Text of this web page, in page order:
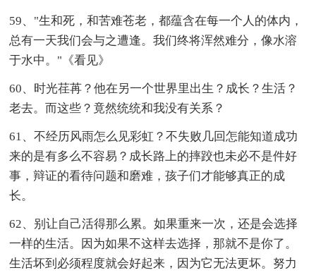
59、"生和死，和苦难苍老，都蕴含在每一个人的体内，
总有一天我们会与之遭逢。我们终将浑然难分，像水溶
于水中。"《看见》
60、时光荏苒？他在另一个世界里出生？成长？生活？
老去。而这些？竟然统统和我没有关系？
61、不经历风雨怎么见彩虹？不失败几回怎能知道成功
来的是有多么不容易？成长路上的摔跤也未必不是件好
事，辩证的看待问题和磨难，孩子们才能够真正的成
长。
62、别让自己活得那么累。如果重来一次，还是会选择
一样的生活。因为如果不这样去选择，那就不是你了。
生活坏到必须程度就会好起来，因为它无法更坏。努力